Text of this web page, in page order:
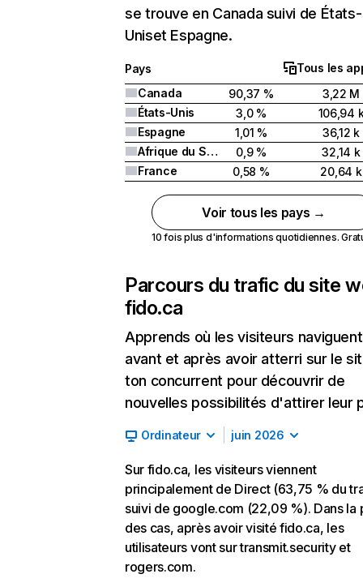
se trouve en Canada suivi de États-
Uniset Espagne.
Pays
Tous les
Canada
90,37 %
3,22 M
États-Unis
3,0 %
106,94
Espagne
1,01 %
36,12 k
Afrique du Sud
0,9 %
32,14 k
France
0,58 % 20,64 k
Voir tous les pays →
10 fois plus d'informations quotidiennes.
Parcours du trafic du site
fido.ca
Apprends où les visiteurs naviguent
avant et après avoir atterri sur le
ton concurrent pour découvrir de
nouvelles possibilités d'attirer leur
Ordinateur juin 2026
Sur fido.ca, les visiteurs viennent
principalement de Direct (63,75 % du
suivi de google.com (22,09 %). Dans la
des cas, après avoir visité fido.ca, les
utilisateurs vont sur transmit.security et
rogers.com.